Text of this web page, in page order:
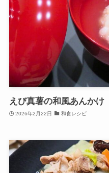
えび真薯の和風あんかけ
2026年2月22日 和食レシピ